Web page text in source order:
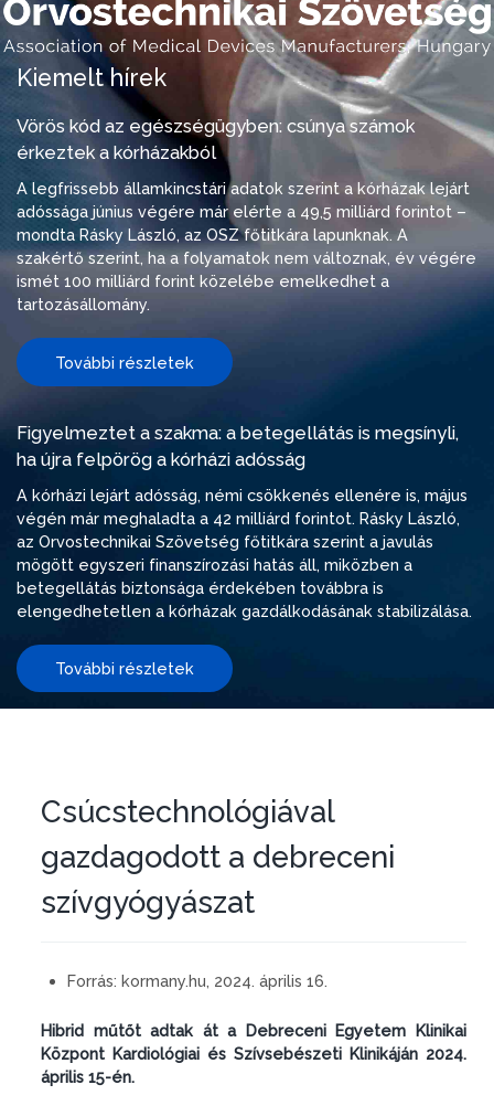
Kiemelt hírek
Vörös kód az egészségügyben: csúnya számok
érkeztek a kórházakból
A legfrissebb államkincstári adatok szerint a kórházak lejárt
adóssága június végére már elérte a 49,5 milliárd forintot –
mondta Rásky László, az OSZ főtitkára lapunknak. A
szakértő szerint, ha a folyamatok nem változnak, év végére
ismét 100 milliárd forint közelébe emelkedhet a
tartozásállomány.
További részletek
Figyelmeztet a szakma: a betegellátás is megsínyli,
ha újra felpörög a kórházi adósság
A kórházi lejárt adósság, némi csökkenés ellenére is, május
végén már meghaladta a 42 milliárd forintot. Rásky László,
az Orvostechnikai Szövetség főtitkára szerint a javulás
mögött egyszeri finanszírozási hatás áll, miközben a
betegellátás biztonsága érdekében továbbra is
elengedhetetlen a kórházak gazdálkodásának stabilizálása.
További részletek
Csúcstechnológiával
gazdagodott a debreceni
szívgyógyászat
Forrás: kormany.hu, 2024. április 16.
Hibrid műtőt adtak át a Debreceni Egyetem Klinikai
Központ Kardiológiai és Szívsebészeti Klinikáján 2024.
április 15-én.